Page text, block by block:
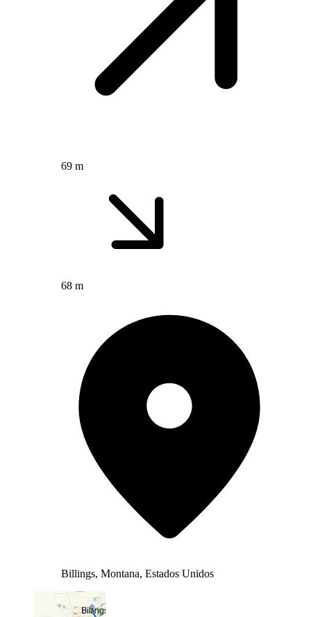
69 m
68 m
Billings, Montana, Estados Unidos